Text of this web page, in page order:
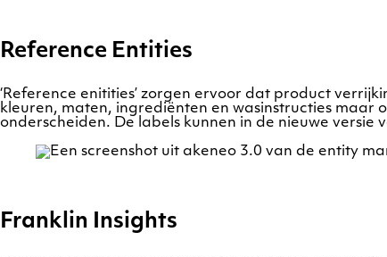
Reference Entities
‘Reference enitities’ zorgen ervoor dat product
kleuren, maten, ingrediënten en wasinstructies maar
onderscheiden. De labels kunnen in de nieuwe
Franklin Insights